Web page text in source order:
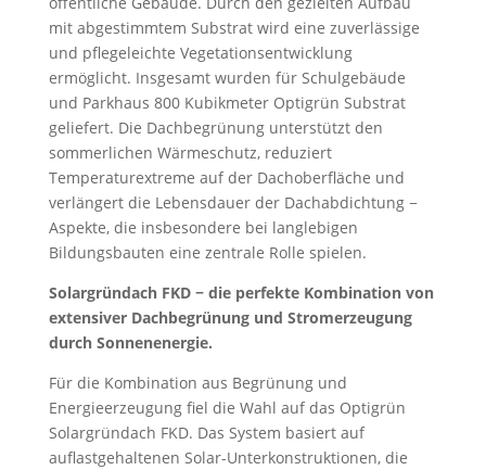
mit abgestimmtem Substrat wird eine zuverlässige
und pflegeleichte Vegetationsentwicklung
ermöglicht. Insgesamt wurden für Schulgebäude
und Parkhaus 800 Kubikmeter Optigrün Substrat
geliefert. Die Dachbegrünung unterstützt den
sommerlichen Wärmeschutz, reduziert
Temperaturextreme auf der Dachoberfläche und
verlängert die Lebensdauer der Dachabdichtung −
Aspekte, die insbesondere bei langlebigen
Bildungsbauten eine zentrale Rolle spielen.
Solargründach FKD − die perfekte Kombination von
extensiver Dachbegrünung und Stromerzeugung
durch Sonnenenergie.
Für die Kombination aus Begrünung und
Energieerzeugung fiel die Wahl auf das Optigrün
Solargründach FKD. Das System basiert auf
auflastgehaltenen Solar-Unterkonstruktionen, die